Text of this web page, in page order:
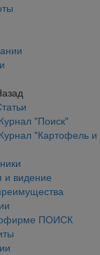
"Поиск"
"Картофель
и видение
ПОИСК